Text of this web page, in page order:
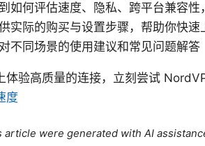
如何评估速度、隐私、跨平台兼容性
实际的购买与设置步骤，帮助你快速
不同场景的使用建议和常见问题解答
体验高质量的连接，立刻尝试
度
article were generated with AI